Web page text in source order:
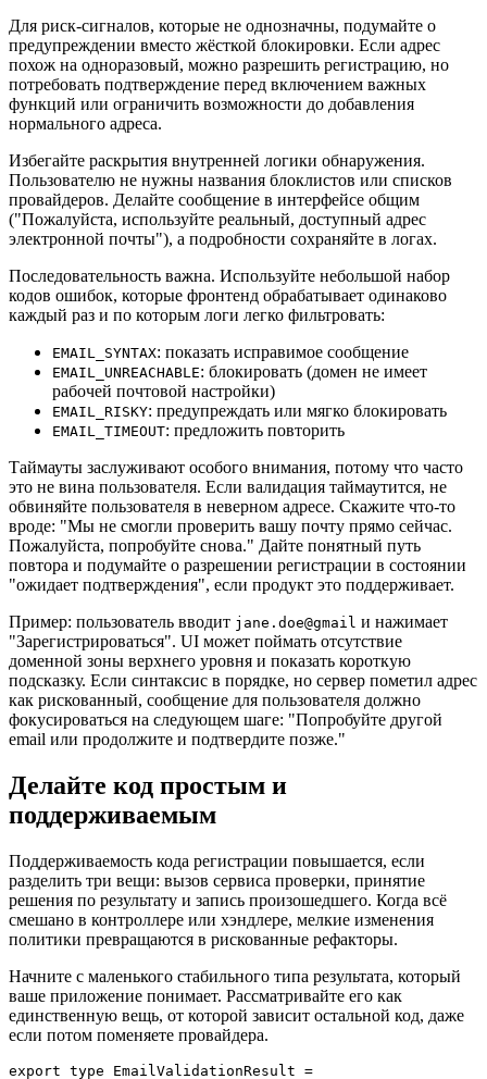
Для риск‑сигналов, которые не однозначны, подумайте о
предупреждении вместо жёсткой блокировки. Если адрес
похож на одноразовый, можно разрешить регистрацию, но
потребовать подтверждение перед включением важных
функций или ограничить возможности до добавления
нормального адреса.
Избегайте раскрытия внутренней логики обнаружения.
Пользователю не нужны названия блоклистов или списков
провайдеров. Делайте сообщение в интерфейсе общим
("Пожалуйста, используйте реальный, доступный адрес
электронной почты"), а подробности сохраняйте в логах.
Последовательность важна. Используйте небольшой набор
кодов ошибок, которые фронтенд обрабатывает одинаково
каждый раз и по которым логи легко фильтровать:
EMAIL_SYNTAX: показать исправимое сообщение
EMAIL_UNREACHABLE: блокировать (домeн не имеет
рабочей почтовой настройки)
EMAIL_RISKY: предупреждать или мягко блокировать
EMAIL_TIMEOUT: предложить повторить
Таймауты заслуживают особого внимания, потому что часто
это не вина пользователя. Если валидация таймаутится, не
обвиняйте пользователя в неверном адресе. Скажите что‑то
вроде: "Мы не смогли проверить вашу почту прямо сейчас.
Пожалуйста, попробуйте снова." Дайте понятный путь
повтора и подумайте о разрешении регистрации в состоянии
"ожидает подтверждения", если продукт это поддерживает.
Пример: пользователь вводит jane.doe@gmail и нажимает
"Зарегистрироваться". UI может поймать отсутствие
доменной зоны верхнего уровня и показать короткую
подсказку. Если синтаксис в порядке, но сервер пометил адрес
как рискованный, сообщение для пользователя должно
фокусироваться на следующем шаге: "Попробуйте другой
email или продолжите и подтвердите позже."
Делайте код простым и
поддерживаемым
Поддерживаемость кода регистрации повышается, если
разделить три вещи: вызов сервиса проверки, принятие
решения по результату и запись произошедшего. Когда всё
смешано в контроллере или хэндлере, мелкие изменения
политики превращаются в рискованные рефакторы.
Начните с маленького стабильного типа результата, который
ваше приложение понимает. Рассматривайте его как
единственную вещь, от которой зависит остальной код, даже
если потом поменяете провайдера.
export type EmailValidationResult =